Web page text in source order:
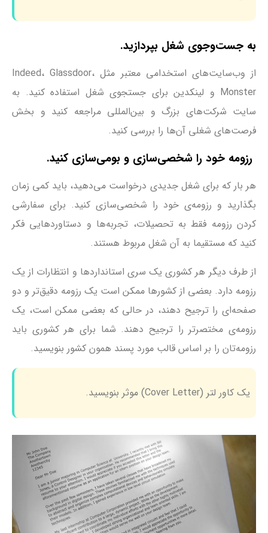
به جست‌وجوی شغل بپردازید.
از وب‌سایت‌های استخدامی معتبر مثل Indeed، Glassdoor،
Monster و لینکدین برای جستجوی شغل استفاده کنید. به
سایت شرکت‌های بزرگ و بین‌المللی مراجعه کنید و بخش
فرصت‌های شغلی آن‌ها را بررسی کنید.
رزومه خود را شخصی‌سازی و بومی‌سازی کنید.
هر بار که برای شغل جدیدی درخواست می‌دهید، باید کمی زمان
بگذارید و رزومه‌ی خود را شخصی‌سازی کنید. برای سفارشی
کردن رزومه فقط به تحصیلات، تجربه‌ها و دستاوردهایی فکر
کنید که مستقیما به آن شغل مربوط هستند.
از طرف دیگر هر کشوری یک سری استانداردها و انتظارات از یک
رزومه دارد. بعضی از کشورها ممکن است یک رزومه دقیق‌تر و دو
صفحه‌ای را ترجیح دهند، در حالی که بعضی ممکن است، یک
رزومه‌ی مختصرتر را ترجیح دهند. شما برای هر کشوری باید
رزومه‌تان را بر اساس قالب مورد پسند همون کشور بنویسید.
یک کاور لتر (Cover Letter) موثر بنویسید.